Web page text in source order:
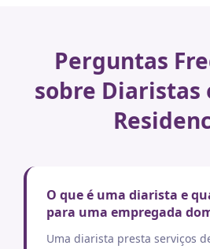
Perguntas
sobre Diaristas
O que é uma diarista e
para uma empregada
Uma diarista presta serviços